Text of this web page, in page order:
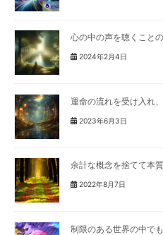
心の中の声を聴くこと
2024年2月4日
運命の流れを受け入れ
2023年6月3日
余計な概念を捨てて本
2022年8月7日
制限のある世界の中で